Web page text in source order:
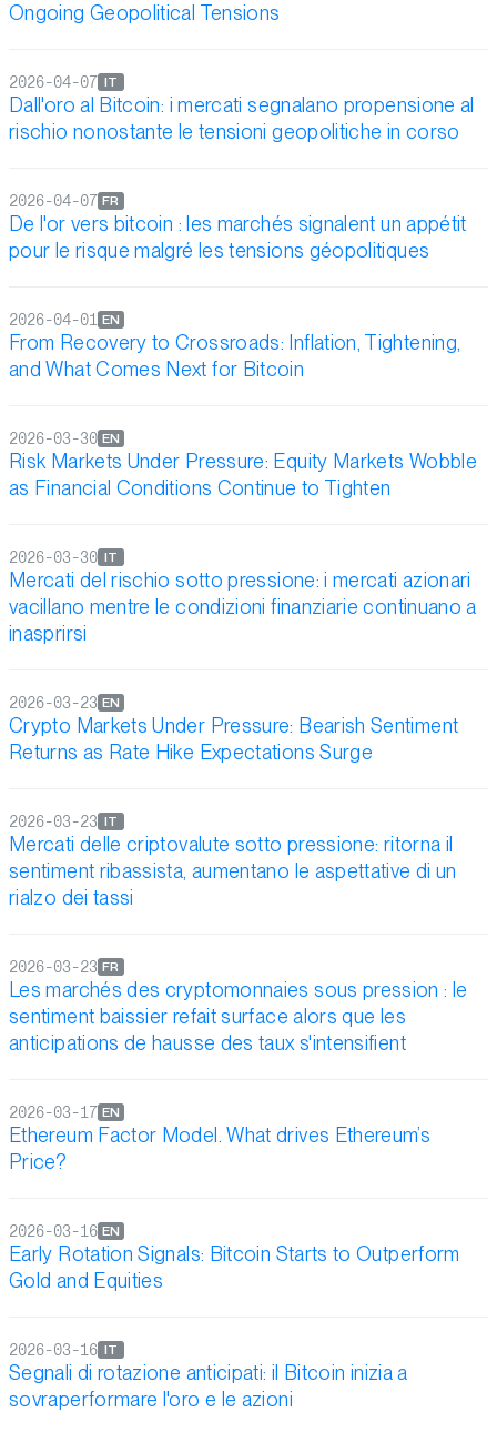
Ongoing Geopolitical Tensions
Dall'oro al Bitcoin: i mercati segnalano propensione al
rischio nonostante le tensioni geopolitiche in corso
IT
2026-04-07
De l'or vers bitcoin : les marchés signalent un appétit
pour le risque malgré les tensions géopolitiques
FR
2026-04-07
From Recovery to Crossroads: Inflation, Tightening,
and What Comes Next for Bitcoin
EN
2026-04-01
Risk Markets Under Pressure: Equity Markets Wobble
as Financial Conditions Continue to Tighten
EN
2026-03-30
Mercati del rischio sotto pressione: i mercati azionari
vacillano mentre le condizioni finanziarie continuano a
inasprirsi
IT
2026-03-30
Crypto Markets Under Pressure: Bearish Sentiment
Returns as Rate Hike Expectations Surge
EN
2026-03-23
Mercati delle criptovalute sotto pressione: ritorna il
sentiment ribassista, aumentano le aspettative di un
rialzo dei tassi
IT
2026-03-23
Les marchés des cryptomonnaies sous pression : le
sentiment baissier refait surface alors que les
anticipations de hausse des taux s'intensifient
FR
2026-03-23
Ethereum Factor Model. What drives Ethereum’s
Price?
EN
2026-03-17
Early Rotation Signals: Bitcoin Starts to Outperform
Gold and Equities
EN
2026-03-16
Segnali di rotazione anticipati: il Bitcoin inizia a
sovraperformare l'oro e le azioni
IT
2026-03-16